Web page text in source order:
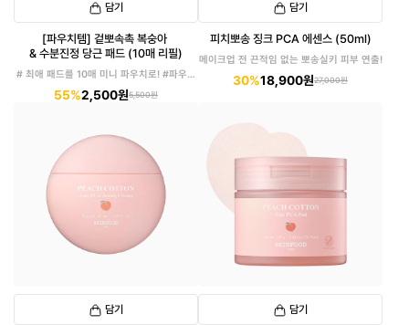
담기
[파우치템] 겉뽀속촉 복숭아
& 수분진정 당근 패드 (10매 리필)
# 최애 패드를 10매 미니 파우치로! #파우치
55%2,500원5,500원
담기
피치뽀송 징크 PCA 에센스 (50ml)
메이크업 전 끈적임 없는 뽀송실키 피부 연출!
30%18,900원27,000원
담기 담기